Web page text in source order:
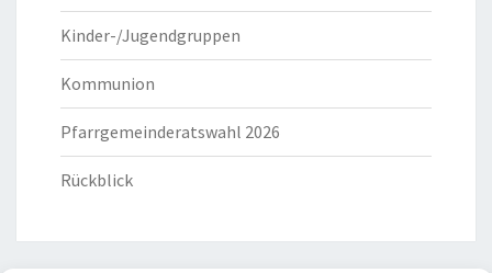
Kinder-/Jugendgruppen
Kommunion
Pfarrgemeinderatswahl 2026
Rückblick